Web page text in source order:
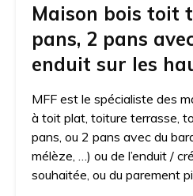
Maison bois toit
pans, 2 pans
enduit sur les
MFF est le spécialiste des
à toit plat, toiture terrasse,
pans, ou 2 pans avec du
mélèze, …) ou de l’enduit /
souhaitée, ou du parement